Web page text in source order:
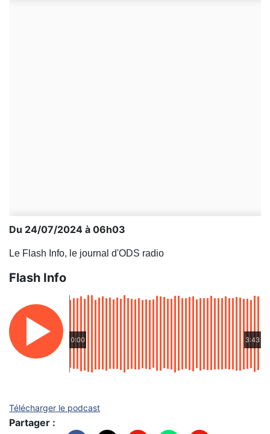
Du 24/07/2024 à 06h03
Le Flash Info, le journal d'ODS radio
Flash Info
0:00 3:43
Télécharger le podcast
Partager :